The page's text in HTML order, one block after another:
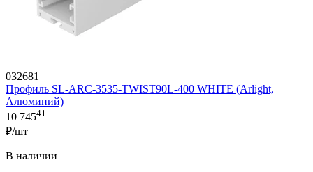
032681
Профиль SL-ARC-3535-TWIST90L-400 WHITE (Arlight,
Алюминий)
10 74541
₽/шт
В наличии